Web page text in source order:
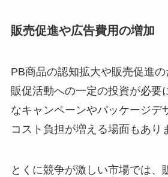
販売促進や広告費用の増加
PB商品の認知拡大や販売促進
販促活動への一定の投資が必要
なキャンペーンやパッケージデ
コスト負担が増える場面もあり
とくに競争が激しい市場では、